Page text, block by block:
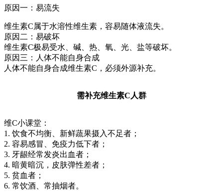
原因一：易流失
维生素C属于水溶性维生素，容易随体液流失。
原因二：易破坏
维生素C极易受水、碱、热、氧、光、盐等破坏。
原因三：人体不能自身合成
人体不能自身合成维生素C，必须外源补充。
需补充维生素C人群
维C小课堂：
1. 饮食不均衡、新鲜蔬果摄入不足者；
2. 容易感冒、免疫力低下者；
3. 牙龈经常发炎出血者；
4. 暗黄暗沉，皮肤弹性差者；
5. 贫血者；
6. 常饮酒、常抽烟者。